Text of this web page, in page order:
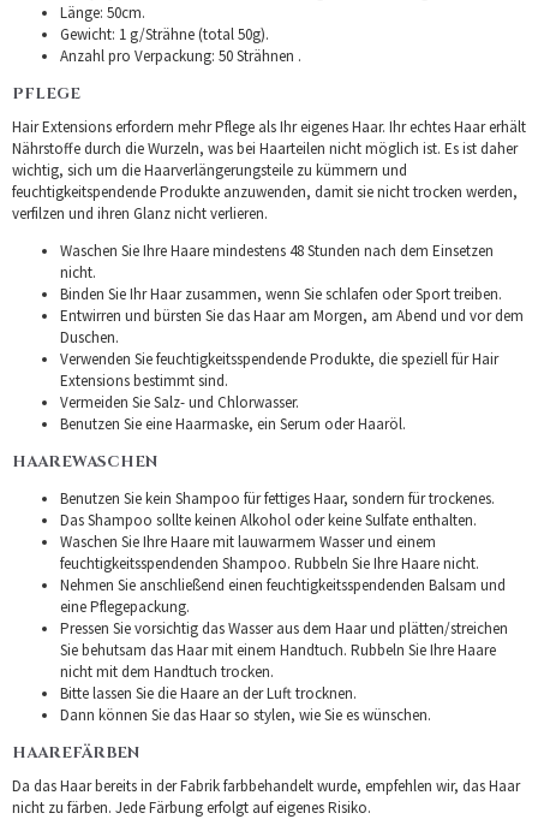
Länge: 50cm.
Gewicht: 1 g/Strähne (total 50g).
Anzahl pro Verpackung: 50 Strähnen .
PFLEGE
Hair Extensions erfordern mehr Pflege als Ihr eigenes Haar. Ihr echtes Haar erhält
Nährstoffe durch die Wurzeln, was bei Haarteilen nicht möglich ist. Es ist daher
wichtig, sich um die Haarverlängerungsteile zu kümmern und
feuchtigkeitspendende Produkte anzuwenden, damit sie nicht trocken werden,
verfilzen und ihren Glanz nicht verlieren.
Waschen Sie Ihre Haare mindestens 48 Stunden nach dem Einsetzen
nicht.
Binden Sie Ihr Haar zusammen, wenn Sie schlafen oder Sport treiben.
Entwirren und bürsten Sie das Haar am Morgen, am Abend und vor dem
Duschen.
Verwenden Sie feuchtigkeitsspendende Produkte, die speziell für Hair
Extensions bestimmt sind.
Vermeiden Sie Salz- und Chlorwasser.
Benutzen Sie eine Haarmaske, ein Serum oder Haaröl.
HAAREWASCHEN
Benutzen Sie kein Shampoo für fettiges Haar, sondern für trockenes.
Das Shampoo sollte keinen Alkohol oder keine Sulfate enthalten.
Waschen Sie Ihre Haare mit lauwarmem Wasser und einem
feuchtigkeitsspendenden Shampoo. Rubbeln Sie Ihre Haare nicht.
Nehmen Sie anschließend einen feuchtigkeitsspendenden Balsam und
eine Pflegepackung.
Pressen Sie vorsichtig das Wasser aus dem Haar und plätten/streichen
Sie behutsam das Haar mit einem Handtuch. Rubbeln Sie Ihre Haare
nicht mit dem Handtuch trocken.
Bitte lassen Sie die Haare an der Luft trocknen.
Dann können Sie das Haar so stylen, wie Sie es wünschen.
HAAREFÄRBEN
Da das Haar bereits in der Fabrik farbbehandelt wurde, empfehlen wir, das Haar
nicht zu färben. Jede Färbung erfolgt auf eigenes Risiko.